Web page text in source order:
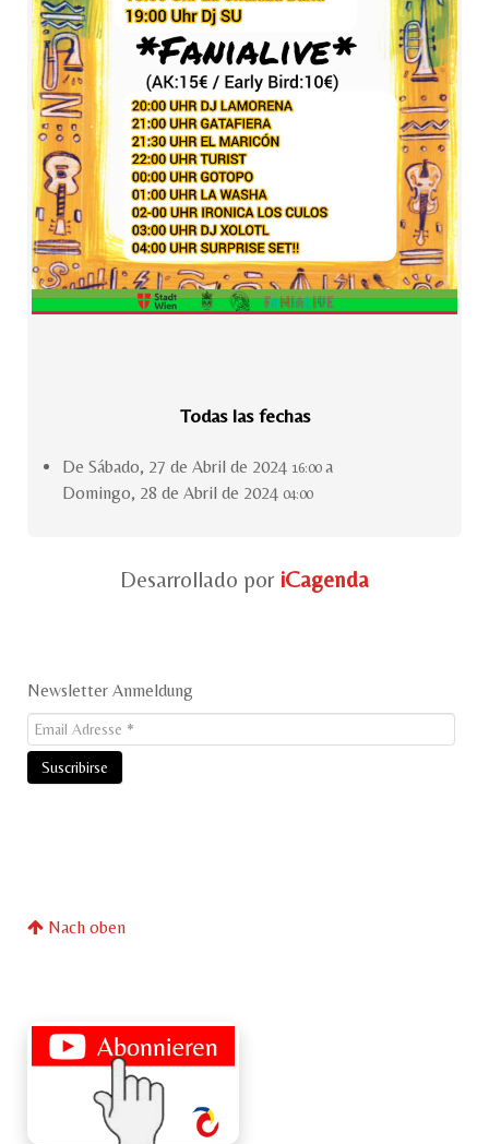
Todas las fechas
De Sábado, 27 de Abril de 2024 16:00 a
Domingo, 28 de Abril de 2024 04:00
Desarrollado por iCagenda
Newsletter Anmeldung
Nach oben